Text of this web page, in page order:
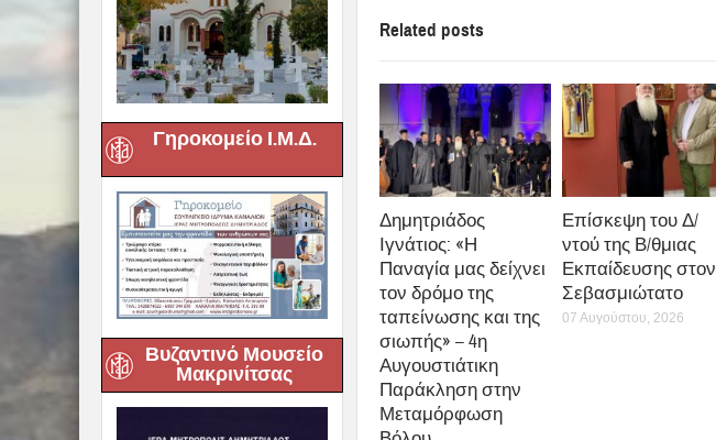
Γηροκομείο Ι.Μ.Δ.
Βυζαντινό Μουσείο
Μακρινίτσας
Related posts
Δημητριάδος
Ιγνάτιος: «Η
Παναγία μας δείχνει
τον δρόμο της
ταπείνωσης και της
σιωπής» – 4η
Αυγουστιάτικη
Παράκληση στην
Μεταμόρφωση
Επίσκεψη του Δ/
ντού της Β/θμιας
Εκπαίδευσης στον
Σεβασμιώτατο
07 Αυγούστου, 2026